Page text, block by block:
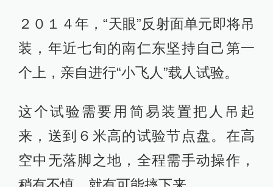
２０１４年，“天眼”反射面单元即将吊
装，年近七旬的南仁东坚持自己第一
个上，亲自进行“小飞人”载人试验。
这个试验需要用简易装置把人吊起
来，送到６米高的试验节点盘。在高
空中无落脚之地，全程需手动操作，